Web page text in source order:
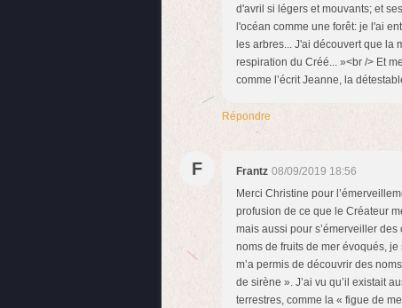
d'avril si légers et mouvants; et
l'océan comme une forêt: je l'ai
les arbres... J'ai découvert que la
respiration du Créé... »<br /> Et
comme l’écrit Jeanne, la
Répondre
F Frantz 08/09/2019 18:56
Merci Christine pour
profusion de ce que le Créateur
mais aussi pour s’émerveiller
noms de fruits de mer évoqués,
m’a permis de découvrir des
de sirène ». J’ai vu qu’il existait
terrestres, comme la « figue de